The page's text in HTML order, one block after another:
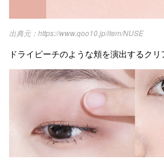
https://www.qoo10.jp/item/NUSE
ドライピーチのような頬を演出するク